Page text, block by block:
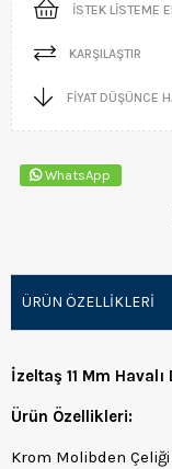
İSTEK LISTEME
KARŞILAŞTIR
FIYAT DÜŞÜNCE
WhatsApp
ÜRÜN ÖZELLIKLERI
İzeltaş 11 Mm
Ürün Özellikleri:
Krom Molibden Çeliği